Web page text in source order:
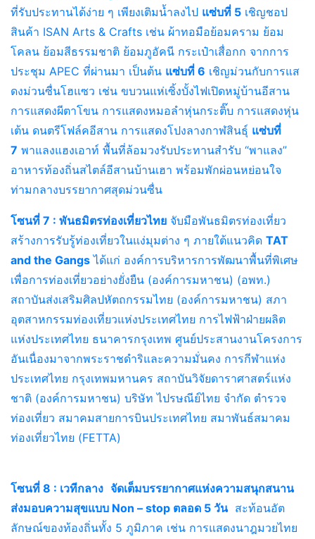
ที่รับประทานได้ง่าย ๆ เพียงเติมน้ำลงไป แซ่บที่ 5 เชิญชอป
สินค้า ISAN Arts & Crafts เช่น ผ้าทอมือย้อมคราม ย้อม
โคลน ย้อมสีธรรมชาติ ย้อมภูอัคนี กระเป๋าเสื่อกก จากการ
ประชุม APEC ที่ผ่านมา เป็นต้น แซ่บที่ 6 เชิญม่วนกับการแส
ดงม่วนซื่นโฮแซว เช่น ขบวนแห่เซิ้งบั้งไฟเปิดหมู่บ้านอีสาน
การแสดงผีตาโขน การแสดงหมอลำหุ่นกระติ๊บ การแสดงหุ่น
เต้น ดนตรีโฟล์คอีสาน การแสดงโปงลางกาฬสินธุ์ แซ่บที่
7 พาแลงแฮงเอาท์ พื้นที่ล้อมวงรับประทานสำรับ “พาแลง”
อาหารท้องถิ่นสไตล์อีสานบ้านเฮา พร้อมพักผ่อนหย่อนใจ
ท่ามกลางบรรยากาศสุดม่วนซื่น
โซนที่ 7 : พันธมิตรท่องเที่ยวไทย จับมือพันธมิตรท่องเที่ยว
สร้างการรับรู้ท่องเที่ยวในแง่มุมต่าง ๆ ภายใต้แนวคิด TAT
and the Gangs ได้แก่ องค์การบริหารการพัฒนาพื้นที่พิเศษ
เพื่อการท่องเที่ยวอย่างยั่งยืน (องค์การมหาชน) (อพท.)
สถาบันส่งเสริมศิลปหัตถกรรมไทย (องค์การมหาชน) สภา
อุตสาหกรรมท่องเที่ยวแห่งประเทศไทย การไฟฟ้าฝ่ายผลิต
แห่งประเทศไทย ธนาคารกรุงเทพ ศูนย์ประสานงานโครงการ
อันเนื่องมาจากพระราชดำริและความมั่นคง การกีฬาแห่ง
ประเทศไทย กรุงเทพมหานคร สถาบันวิจัยดาราศาสตร์แห่ง
ชาติ (องค์การมหาชน) บริษัท ไปรษณีย์ไทย จำกัด ตำรวจ
ท่องเที่ยว สมาคมสายการบินประเทศไทย สมาพันธ์สมาคม
ท่องเที่ยวไทย (FETTA)
โซนที่ 8 : เวทีกลาง จัดเต็มบรรยากาศแห่งความสนุกสนาน
ส่งมอบความสุขแบบ Non – stop ตลอด 5 วันสะท้อนอัต
ลักษณ์ของท้องถิ่นทั้ง 5 ภูมิภาค เช่น การแสดงนาฎมวยไทย